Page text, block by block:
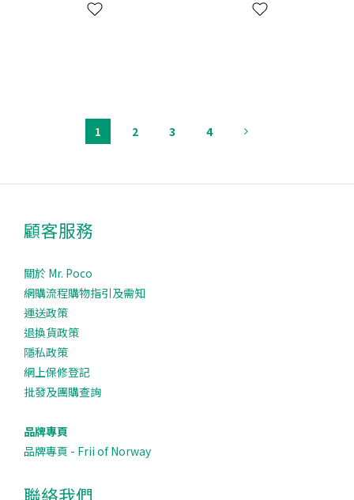
1 2 3 4
顧客服務
關於 Mr. Poco
網購流程購物指引及需知
運送政策
退換貨政策
隱私政策
網上保修登記
批發及團購查詢
品牌專頁
品牌專頁 - Frii of Norway
聯絡我們